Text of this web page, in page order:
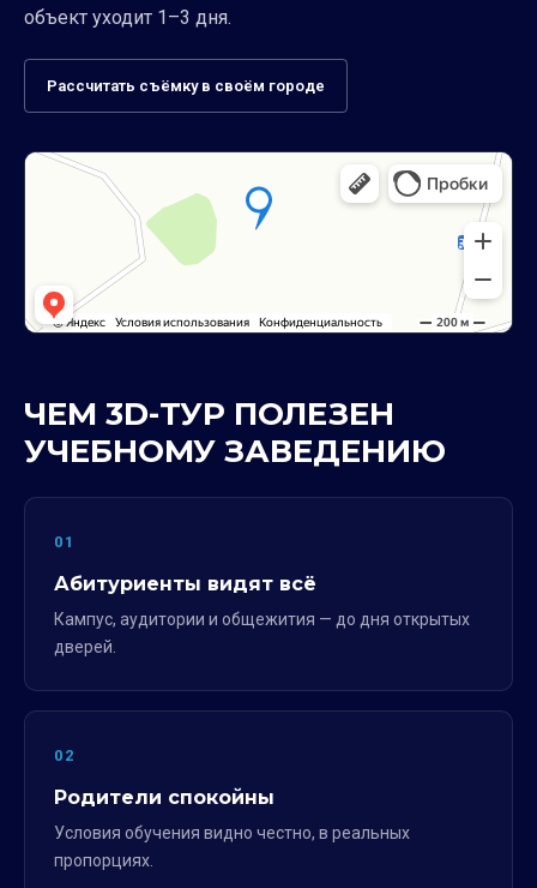
объект уходит 1–3 дня.
Рассчитать съёмку в своём городе
ЧЕМ 3D-ТУР ПОЛЕЗЕН
УЧЕБНОМУ ЗАВЕДЕНИЮ
01
Абитуриенты видят всё
Кампус, аудитории и общежития — до дня открытых
дверей.
02
Родители спокойны
Условия обучения видно честно, в реальных
пропорциях.